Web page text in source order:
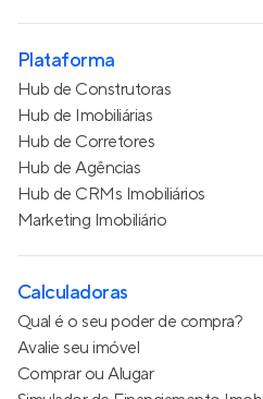
Plataforma
Hub de Construtoras
Hub de Imobiliárias
Hub de Corretores
Hub de Agências
Hub de CRMs Imobiliários
Marketing Imobiliário
Calculadoras
Qual é o seu poder de compra?
Avalie seu imóvel
Comprar ou Alugar